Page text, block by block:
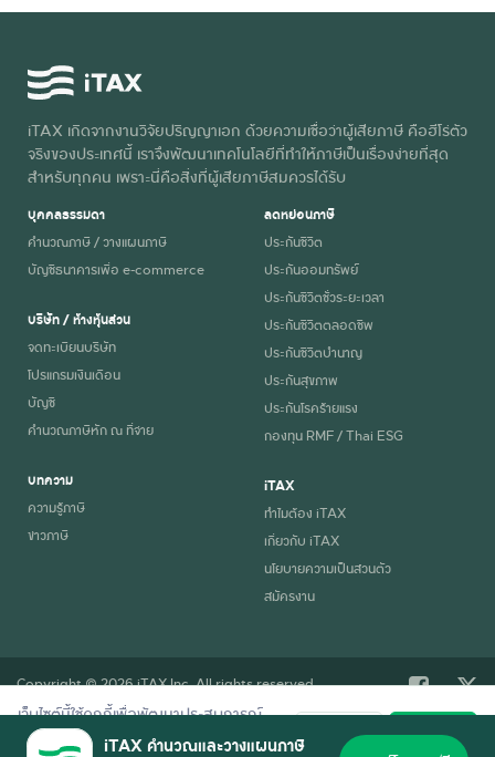
iTAX เกิดจากงานวิจัยปริญญาเอก ด้วยความเชื่อว่าผู้เสียภาษี คือฮีโร่ตัว
จริงของประเทศนี้ เราจึงพัฒนาเทคโนโลยีที่ทำให้ภาษีเป็นเรื่องง่ายที่สุด
สำหรับทุกคน เพราะนี่คือสิ่งที่ผู้เสียภาษีสมควรได้รับ
บุคคลธรรมดา
คำนวณภาษี / วางแผนภาษี
บัญชีธนาคารเพื่อ e-commerce
บริษัท / ห้างหุ้นส่วน
จดทะเบียนบริษัท
โปรแกรมเงินเดือน
บัญชี
คำนวณภาษีหัก ณ ที่จ่าย
บทความ
ความรู้ภาษี
ข่าวภาษี
ลดหย่อนภาษี
ประกันชีวิต
ประกันออมทรัพย์
ประกันชีวิตชั่วระยะเวลา
ประกันชีวิตตลอดชีพ
ประกันชีวิตบำนาญ
ประกันสุขภาพ
ประกันโรคร้ายแรง
กองทุน RMF / Thai ESG
iTAX
ทำไมต้อง iTAX
เกี่ยวกับ iTAX
นโยบายความเป็นส่วนตัว
สมัครงาน
Copyright © 2026 iTAX Inc. All rights reserved.
เว็บไซต์นี้ใช้คุกกี้เพื่อพัฒนาประสบการณ์
การใช้งานที่ดี อ่านรายละเอียดการใช้คุกกี้
ปฏิเสธ ยอมรับ
iTAX คำนวณและวางแผนภาษี